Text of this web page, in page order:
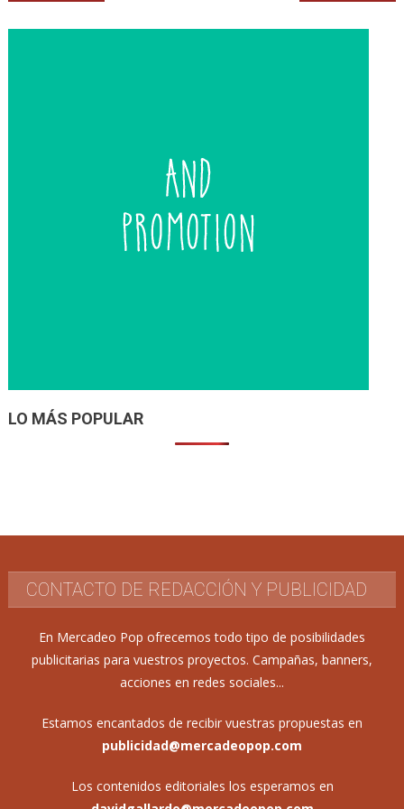
LO MÁS POPULAR
CONTACTO DE REDACCIÓN Y PUBLICIDAD
En Mercadeo Pop ofrecemos todo tipo de posibilidades
publicitarias para vuestros proyectos. Campañas, banners,
acciones en redes sociales...
Estamos encantados de recibir vuestras propuestas en
publicidad@mercadeopop.com
Los contenidos editoriales los esperamos en